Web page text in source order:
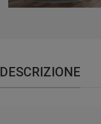
DESCRIZIONE